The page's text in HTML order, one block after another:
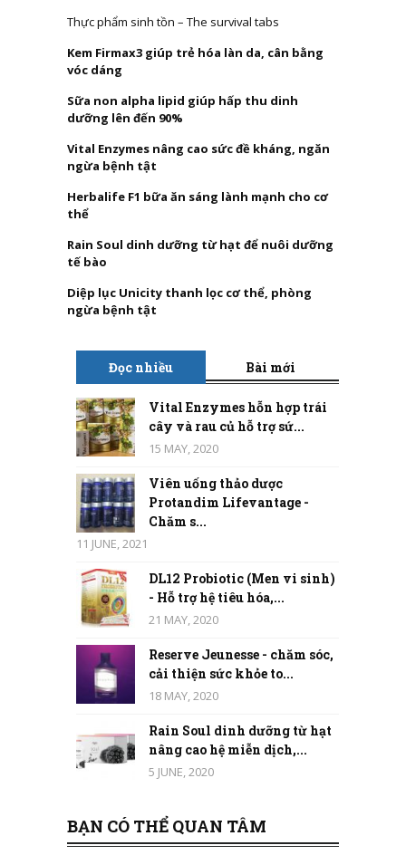
Thực phẩm sinh tồn – The survival tabs
Kem Firmax3 giúp trẻ hóa làn da, cân bằng
vóc dáng
Sữa non alpha lipid giúp hấp thu dinh
dưỡng lên đến 90%
Vital Enzymes nâng cao sức đề kháng, ngăn
ngừa bệnh tật
Herbalife F1 bữa ăn sáng lành mạnh cho cơ
thể
Rain Soul dinh dưỡng từ hạt để nuôi dưỡng
tế bào
Diệp lục Unicity thanh lọc cơ thể, phòng
ngừa bệnh tật
Đọc nhiều Bài mới
Vital Enzymes hỗn hợp trái
cây và rau củ hỗ trợ sứ...
15 MAY, 2020
Viên uống thảo dược
Protandim Lifevantage -
Chăm s...
11 JUNE, 2021
DL12 Probiotic (Men vi sinh)
- Hỗ trợ hệ tiêu hóa,...
21 MAY, 2020
Reserve Jeunesse - chăm sóc,
cải thiện sức khỏe to...
18 MAY, 2020
Rain Soul dinh dưỡng từ hạt
nâng cao hệ miễn dịch,...
5 JUNE, 2020
BẠN CÓ THỂ QUAN TÂM